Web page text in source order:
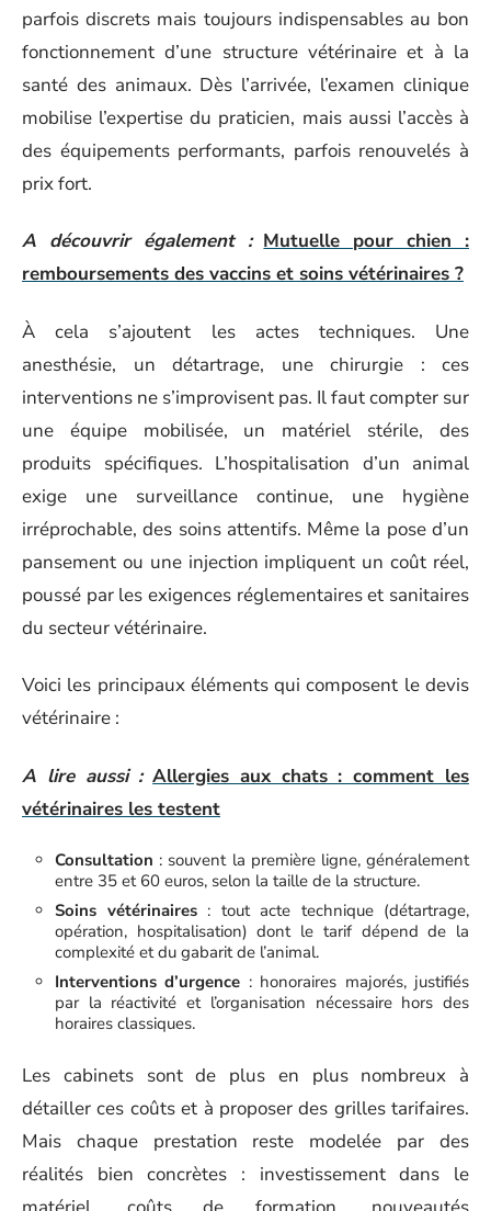
parfois discrets mais toujours indispensables au bon
fonctionnement d’une structure vétérinaire et à la
santé des animaux. Dès l’arrivée, l’examen clinique
mobilise l’expertise du praticien, mais aussi l’accès à
des équipements performants, parfois renouvelés à
prix fort.
A découvrir également : Mutuelle pour chien :
remboursements des vaccins et soins vétérinaires ?
À cela s’ajoutent les actes techniques. Une
anesthésie, un détartrage, une chirurgie : ces
interventions ne s’improvisent pas. Il faut compter sur
une équipe mobilisée, un matériel stérile, des
produits spécifiques. L’hospitalisation d’un animal
exige une surveillance continue, une hygiène
irréprochable, des soins attentifs. Même la pose d’un
pansement ou une injection impliquent un coût réel,
poussé par les exigences réglementaires et sanitaires
du secteur vétérinaire.
Voici les principaux éléments qui composent le devis
vétérinaire :
A lire aussi : Allergies aux chats : comment les
vétérinaires les testent
Consultation : souvent la première ligne, généralement
entre 35 et 60 euros, selon la taille de la structure.
Soins vétérinaires: tout acte technique (détartrage,
opération, hospitalisation) dont le tarif dépend de la
complexité et du gabarit de l’animal.
Interventions d’urgence : honoraires majorés, justifiés
par la réactivité et l’organisation nécessaire hors des
horaires classiques.
Les cabinets sont de plus en plus nombreux à
détailler ces coûts et à proposer des grilles tarifaires.
Mais chaque prestation reste modelée par des
réalités bien concrètes : investissement dans le